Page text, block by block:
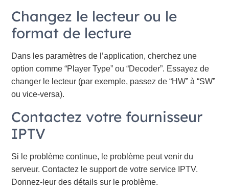
Changez le lecteur ou le
format de lecture
Dans les paramètres de l’application, cherchez une
option comme “Player Type” ou “Decoder”. Essayez de
changer le lecteur (par exemple, passez de “HW” à “SW”
ou vice-versa).
Contactez votre fournisseur
IPTV
Si le problème continue, le problème peut venir du
serveur. Contactez le support de votre service IPTV.
Donnez-leur des détails sur le problème.